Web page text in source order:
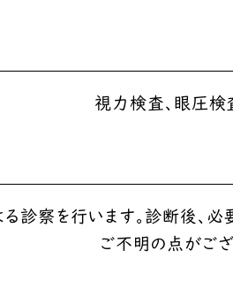
視力検査、眼圧検
診察を行います。診断後、
ご不明の点がござ